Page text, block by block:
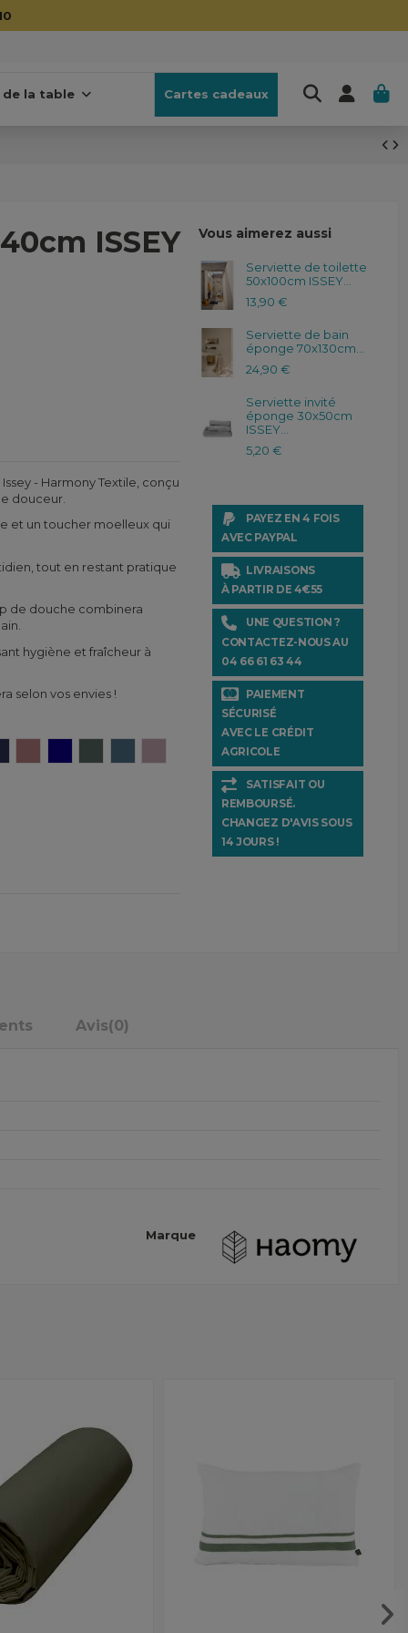
de la table Cartes cadeaux
ISSEY
- Harmony Textile, conçu
douceur.
et un toucher moelleux qui
tout en restant pratique
de douche combinera
hygiène et fraîcheur à
selon vos envies !
Vous aimerez aussi
Serviette de toilette
50x100cm ISSEY...
13,90 €
Serviette de bain
éponge 70x130cm...
24,90 €
Serviette invité
éponge 30x50cm
ISSEY...
5,20 €
PAYEZ EN 4 FOIS
AVEC PAYPAL
LIVRAISONS
À PARTIR DE 4€55
UNE QUESTION ?
CONTACTEZ-NOUS AU
04 66 61 63 44
PAIEMENT
SÉCURISÉ
AVEC LE CRÉDIT
AGRICOLE
SATISFAIT OU
REMBOURSÉ.
CHANGEZ D'AVIS SOUS
14 JOURS !
Avis(0)
Marque